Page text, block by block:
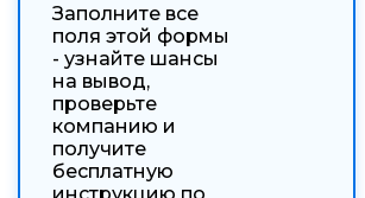
Заполните все
поля этой формы
- узнайте шансы
на вывод,
проверьте
компанию и
получите
бесплатную